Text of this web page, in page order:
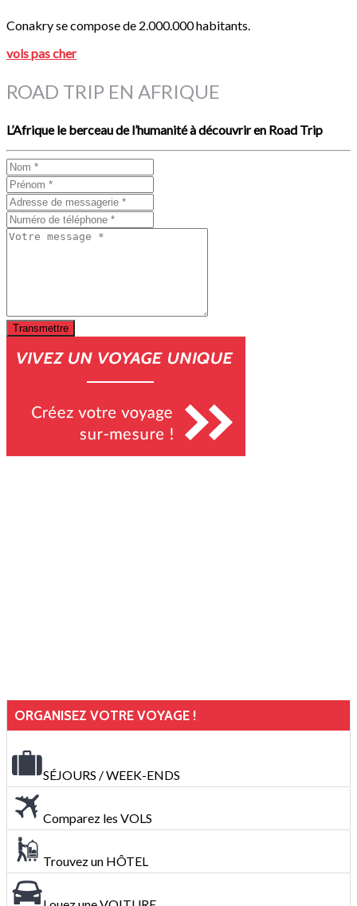
Conakry se compose de 2.000.000 habitants.
vols pas cher
ROAD TRIP EN AFRIQUE
L’Afrique le berceau de l’humanité à découvrir en Road Trip
ORGANISEZ VOTRE VOYAGE !
SÉJOURS / WEEK-ENDS
Comparez les VOLS
Trouvez un HÔTEL